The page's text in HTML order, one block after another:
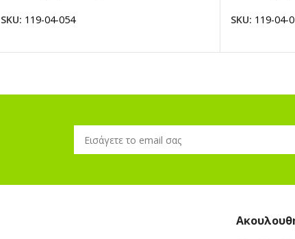
SKU: 119-04-054 SKU: 119-04-